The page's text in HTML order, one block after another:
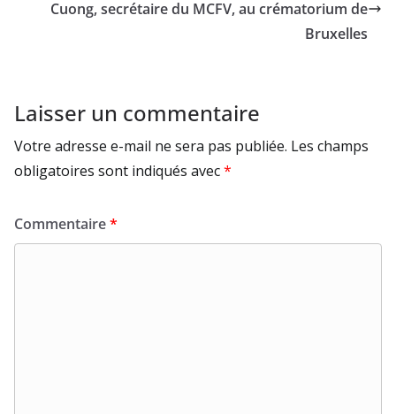
Cuong, secrétaire du MCFV, au crématorium de
Bruxelles
Laisser un commentaire
Votre adresse e-mail ne sera pas publiée. Les champs
obligatoires sont indiqués avec*
Commentaire*